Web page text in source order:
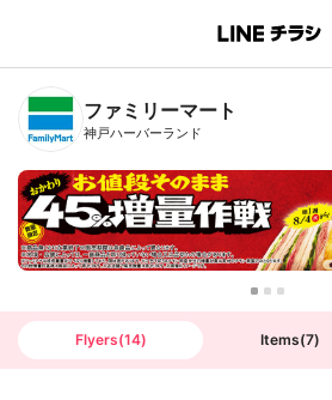
B
n
T
ファミリーマート
神戸ハーバーランド
Flyers(14) Items(7)